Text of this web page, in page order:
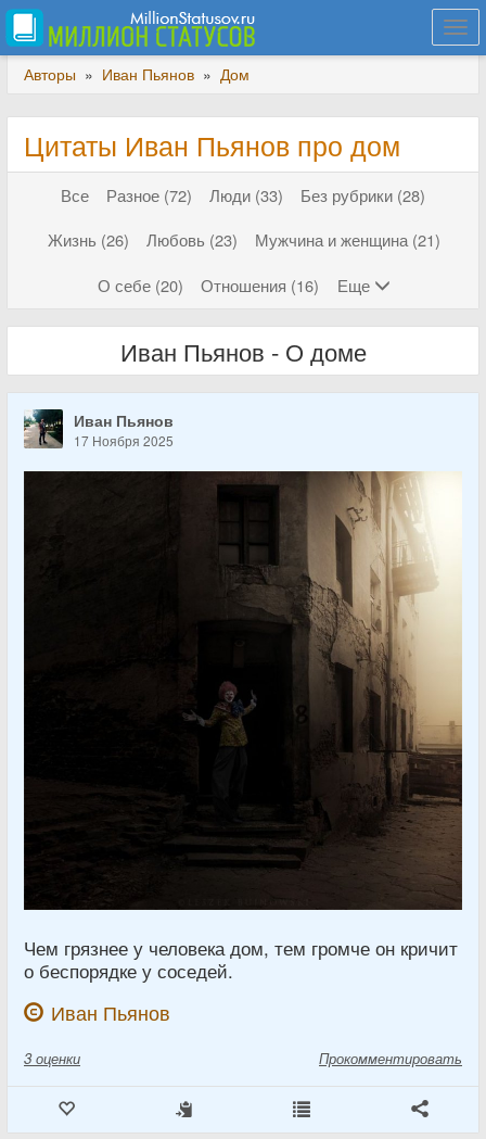
Авторы » Иван Пьянов » Дом
Цитаты Иван Пьянов про дом
Все Разное (72) Люди (33)
Без рубрики (28)
Жизнь (26)
Любовь (23)
Мужчина и женщина (21)
О себе (20)
Отношения (16) Еще
Иван Пьянов - О доме
Иван Пьянов
17 Ноября 2025
Чем грязнее у человека дом, тем громче он кричит
о беспорядке у соседей.
Иван Пьянов
3 оценки Прокомментировать